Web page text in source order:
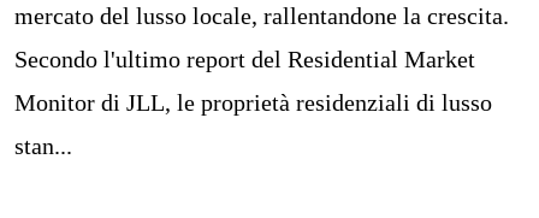
mercato del lusso locale, rallentandone la crescita.
Secondo l'ultimo report del Residential Market
Monitor di JLL, le proprietà residenziali di lusso
stan...